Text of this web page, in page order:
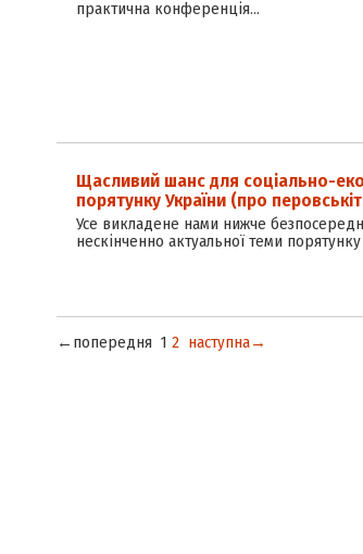
практична конференція…
Щасливий шанс для соціально-
порятунку України (про
Усе викладене нами нижче
нескінченно актуальної теми порятунку
←попередня 1 2 наступна→